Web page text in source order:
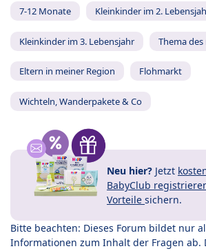
7-12 Monate Kleinkinder im 2.
Kleinkinder im 3. Lebensjahr Thema
Eltern in meiner Region Flohmarkt
Wichteln, Wanderpakete & Co
Neu hier? Jetzt
BabyClub
Vorteile sichern.
Bitte beachten: Dieses Forum bildet nur
Informationen zum Inhalt der Fragen ab.